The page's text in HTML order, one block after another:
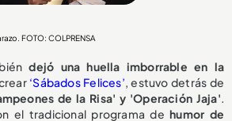
FOTO: COLPRENSA
dejó una huella imborrable en la
‘SábadosFelices’, estuvo detrás de
de la Risa' y 'Operación Jaja'.
el tradicional programa dehumor de